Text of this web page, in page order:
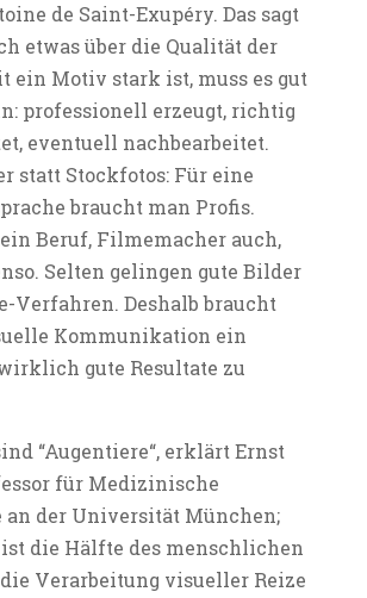
de Saint-Exupéry. Das sagt
etwas über die Qualität der
ein Motiv stark ist, muss es gut
professionell erzeugt, richtig
eventuell nachbearbeitet.
statt Stockfotos: Für eine
braucht man Profis.
Beruf, Filmemacher auch,
Selten gelingen gute Bilder
Verfahren. Deshalb braucht
Kommunikation ein
gute Resultate zu
“Augentiere“, erklärt Ernst
für Medizinische
an der Universität München;
die Hälfte des menschlichen
Verarbeitung visueller Reize